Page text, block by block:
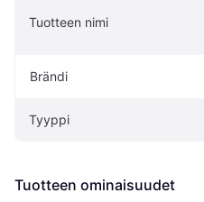
Tuotteen nimi
Brändi
Tyyppi
Tuotteen ominaisuudet